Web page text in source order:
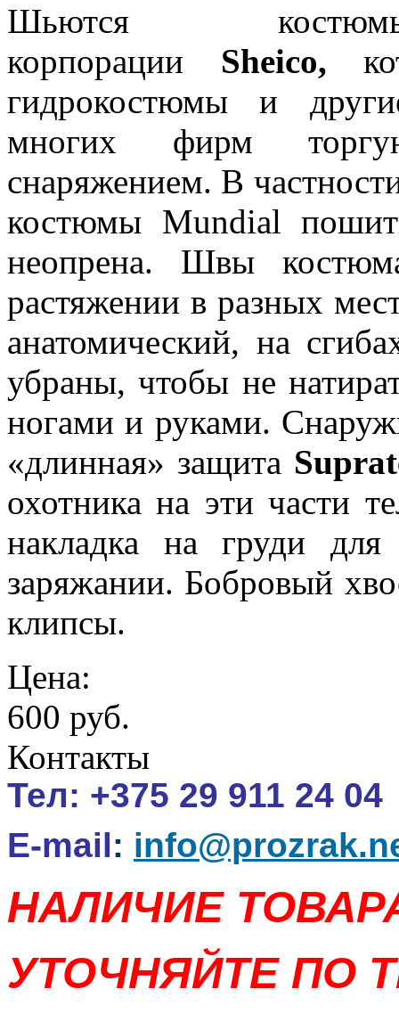
Шьются
корпорации Sheico,
гидрокостюмы и
многих фирм
снаряжением. В
костюмы Mundial
неопрена. Швы
растяжении в разных
анатомический, на
убраны, чтобы не
ногами и руками.
«длинная» защита
охотника на эти части
накладка на груди
заряжании. Бобровый
клипсы.
Цена:
600 руб.
Контакты
Тел: +375 29 911 24 04
E-mail:
НАЛИЧИЕ
УТОЧНЯЙТЕ ПО